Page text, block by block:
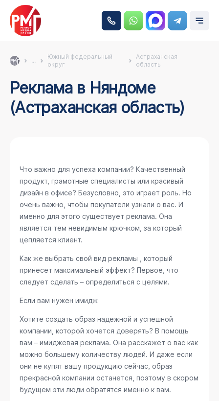
...
Южный федеральный
округ
Астраханская
область
Реклама в Няндоме
(Астраханская область)
Что важно для успеха компании? Качественный
продукт, грамотные специалисты или красивый
дизайн в офисе? Безусловно, это играет роль. Но
очень важно, чтобы покупатели узнали о вас. И
именно для этого существует реклама. Она
является тем невидимым крючком, за который
цепляется клиент.
Как же выбрать свой вид рекламы , который
принесет максимальный эффект? Первое, что
следует сделать – определиться с целями.
Если вам нужен имидж
Хотите создать образ надежной и успешной
компании, которой хочется доверять? В помощь
вам – имиджевая реклама. Она расскажет о вас как
можно большему количеству людей. И даже если
они не купят вашу продукцию сейчас, образ
прекрасной компании останется, поэтому в скором
будущем эти люди обратятся именно к вам.